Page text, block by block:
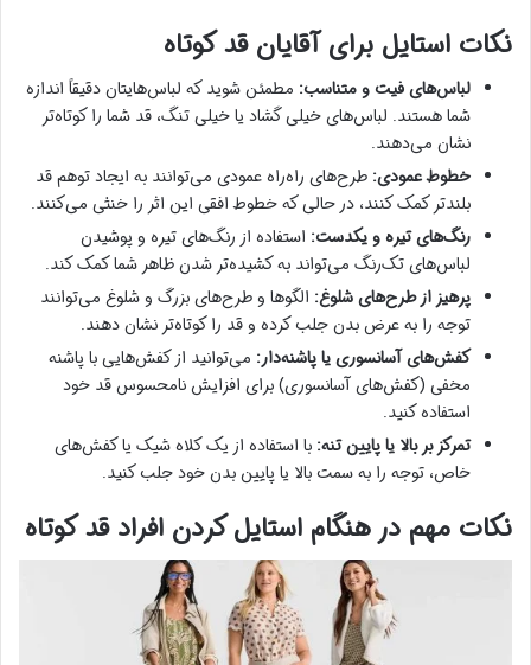
نکات استایل برای آقایان قد کوتاه
لباس‌های فیت و متناسب: مطمئن شوید که لباس‌هایتان دقیقاً اندازه
شما هستند. لباس‌های خیلی گشاد یا خیلی تنگ، قد شما را کوتاه‌تر
نشان می‌دهند.
خطوط عمودی: طرح‌های راه‌راه عمودی می‌توانند به ایجاد توهم قد
بلندتر کمک کنند، در حالی که خطوط افقی این اثر را خنثی می‌کنند.
رنگ‌های تیره و یکدست: استفاده از رنگ‌های تیره و پوشیدن
لباس‌های تک‌رنگ می‌تواند به کشیده‌تر شدن ظاهر شما کمک کند.
پرهیز از طرح‌های شلوغ: الگوها و طرح‌های بزرگ و شلوغ می‌توانند
توجه را به عرض بدن جلب کرده و قد را کوتاه‌تر نشان دهند.
کفش‌های آسانسوری یا پاشنه‌دار: می‌توانید از کفش‌هایی با پاشنه
مخفی (کفش‌های آسانسوری) برای افزایش نامحسوس قد خود
استفاده کنید.
تمرکز بر بالا یا پایین تنه: با استفاده از یک کلاه شیک یا کفش‌های
خاص، توجه را به سمت بالا یا پایین بدن خود جلب کنید.
نکات مهم در هنگام استایل کردن افراد قد کوتاه